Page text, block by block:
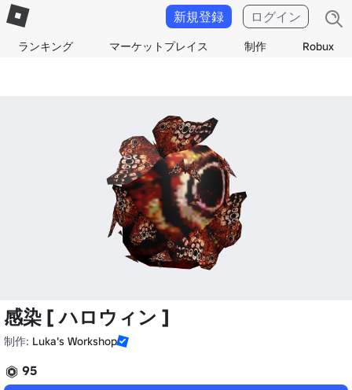
ランキング マーケットプレイス 制作 Robux
新規登録 ログイン
感染 [ ハロウィン ]
制作: Luka's Workshop
95